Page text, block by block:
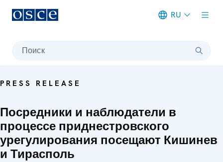
RU
Поиск
PRESS RELEASE
Посредники и наблюдатели в
процессе приднестровского
урегулирования посещают Кишинев
и Тирасполь